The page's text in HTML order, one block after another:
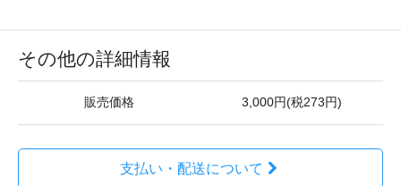
その他の詳細情報
販売価格 3,000円(税273円)
支払い・配送について